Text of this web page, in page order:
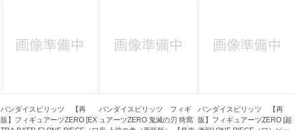
バンダイスピリッツ 【再
販】フィギュアーツZERO [EX
バンダイスピリッツ フィギ
ュアーツZERO 鬼滅の刃 猗窩
バンダイスピリッツ 【再
販】フィギュアーツZERO [超